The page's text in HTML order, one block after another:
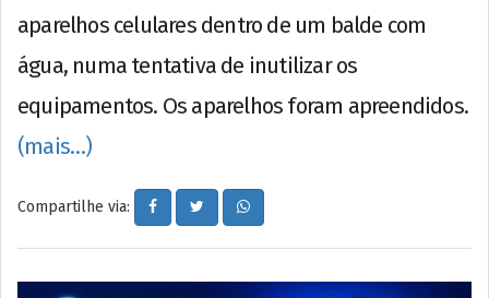
aparelhos celulares dentro de um balde com
água, numa tentativa de inutilizar os
equipamentos. Os aparelhos foram apreendidos.
(mais…)
Compartilhe via: